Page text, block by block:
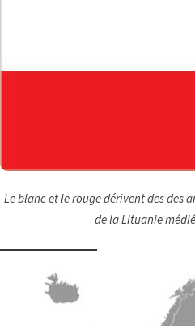
Le blanc et le rouge dérivent des des
de la Lituanie